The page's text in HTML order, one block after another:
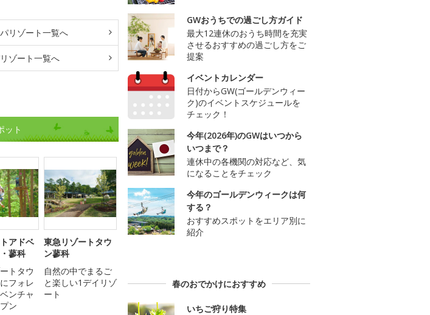
リゾート一覧へ
ゾート一覧へ
ット
アドベ
蓼科
トタウ
フォレ
ンチャ
ン
東急リゾートタウ
ン蓼科
自然の中でまるご
と楽しい1デイリゾ
ート
GWおうちでの過ごし方ガイド
最大12連休のおうち時間を充実
させるおすすめの過ごし方をご
提案
イベントカレンダー
日付からGW(ゴールデンウィー
ク)のイベントスケジュールを
チェック！
今年(2026年)のGWはいつから
いつまで？
連休中の各機関の対応など、気
になることをチェック
今年のゴールデンウィークは何
する？
おすすめスポットをエリア別に
紹介
春のおでかけにおすすめ
いちご狩り特集